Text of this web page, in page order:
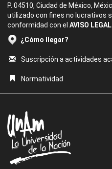
P. 04510, Ciudad de México,
utilizado con fines no lucrativos
conformidad con el AVISO
¿Cómo llegar?
Suscripción a actividades
Normatividad